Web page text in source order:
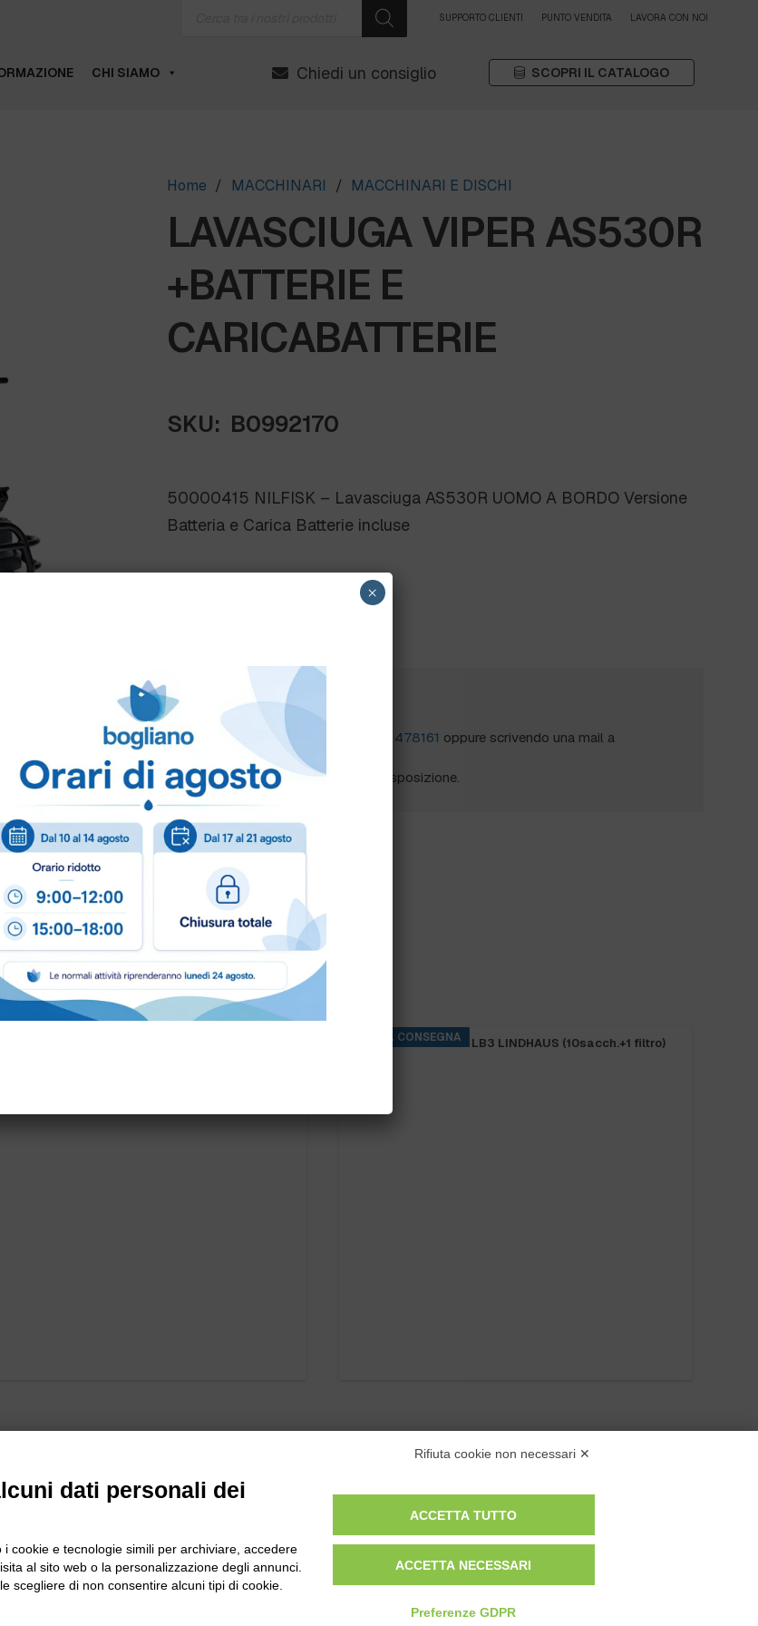
SUPPORTO CLIENTI PUNTO VENDITA LAVORA CON NOI
CHI SIAMO Chiedi un consiglio SCOPRI IL CATALOGO
Home / MACCHINARI / MACCHINARI E DISCHI
LAVASCIUGA VIPER AS530R
+BATTERIE E
CARICABATTERIE
SKU: B0992170
50000415 NILFISK – Lavasciuga AS530R UOMO A BORDO Versione
Batteria e Carica Batterie incluse
Come ordinare?
Puoi ordinare chiamando al 0172 478161 oppure scrivendo una mail a
info@bogliano.it
Per ogni informazione siamo a disposizione.
SPAZZATRICE IPC 505 ET SENZA
Bra
12060
Tel:0172-478161
Fax: 0172-487399
Privacy Policy
Modifica preferenze cookie
×
Rifiuta cookie non necessari ✕
dati personali dei
cookie e tecnologie simili per archiviare, accedere
al sito web o la personalizzazione degli annunci.
scegliere di non consentire alcuni tipi di cookie.
ACCETTA TUTTO
ACCETTA NECESSARI
Preferenze GDPR